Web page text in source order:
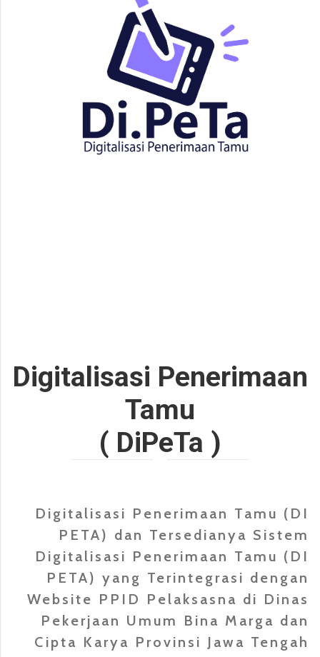
Digitalisasi Penerimaan
Tamu
( DiPeTa )
Digitalisasi Penerimaan Tamu (DI
PETA) dan Tersedianya Sistem
Digitalisasi Penerimaan Tamu (DI
PETA) yang Terintegrasi dengan
Website PPID Pelaksasna di Dinas
Pekerjaan Umum Bina Marga dan
Cipta Karya Provinsi Jawa Tengah